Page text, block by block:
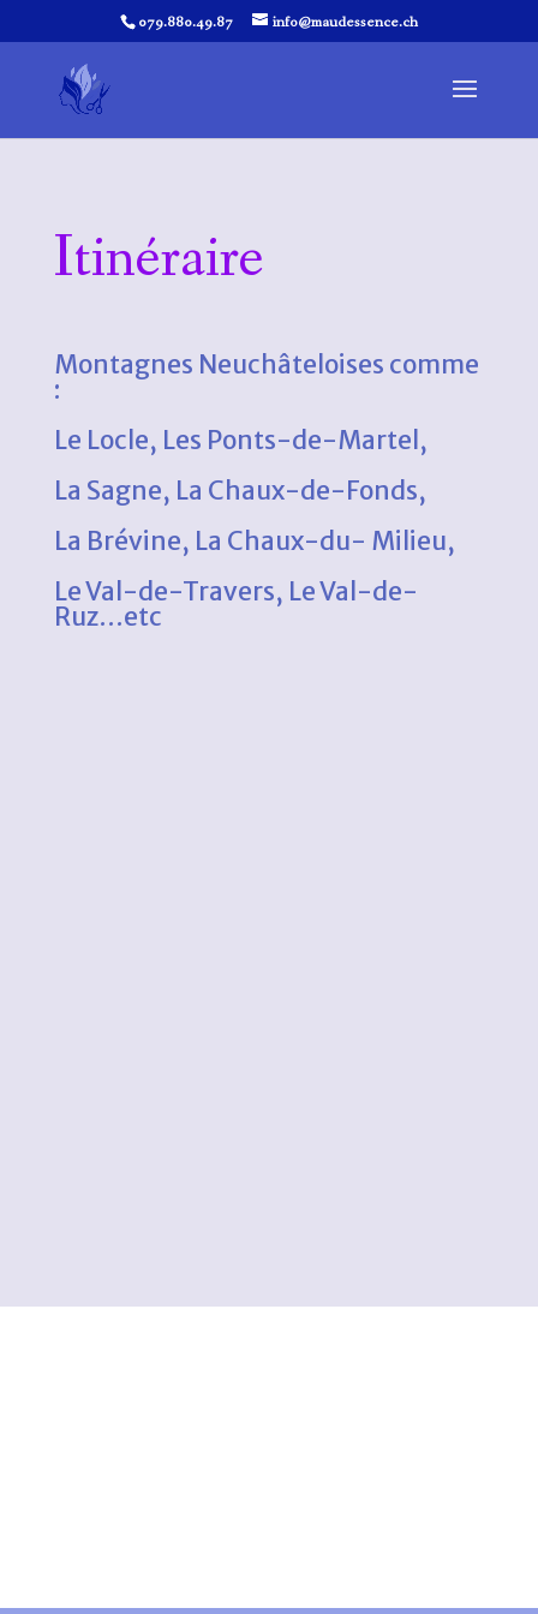
079.880.49.87 info@maudessence.ch
Itinéraire
Montagnes Neuchâteloises comme
:
Le Locle, Les Ponts-de-Martel,
La Sagne, La Chaux-de-Fonds,
La Brévine, La Chaux-du- Milieu,
Le Val-de-Travers, Le Val-de-
Ruz…etc